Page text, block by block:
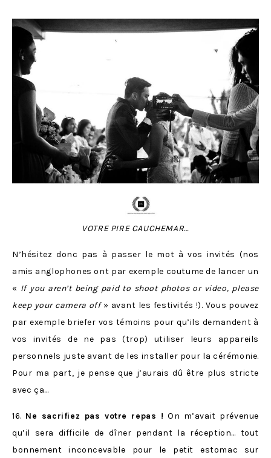
VOTRE PIRE CAUCHEMAR…
N’hésitez donc pas à passer le mot à vos invités (nos
amis anglophones ont par exemple coutume de lancer un
« If you aren’t being paid to shoot photos or video, please
keep your camera off» avant les festivités !). Vous pouvez
par exemple briefer vos témoins pour qu’ils demandent à
vos invités de ne pas (trop) utiliser leurs appareils
personnels juste avant de les installer pour la cérémonie.
Pour ma part, je pense que j’aurais dû être plus stricte
avec ça…
16. Ne sacrifiez pas votre repas ! On m’avait prévenue
qu’il sera difficile de dîner pendant la réception… tout
bonnement inconcevable pour le petit estomac sur